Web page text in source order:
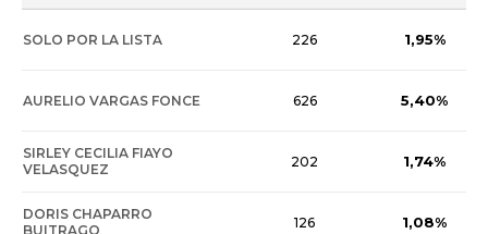
SOLO POR LA LISTA 226 1,95%
AURELIO VARGAS FONCE 626 5,40%
SIRLEY CECILIA FIAYO
VELASQUEZ
202 1,74%
DORIS CHAPARRO
BUITRAGO
126 1,08%